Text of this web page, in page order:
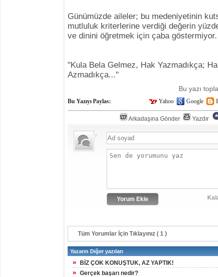
Günümüzde aileler; bu medeniyetinin
mutluluk kriterlerine verdiği değerin
ve dinini öğretmek için çaba göstermiyor.
"Kula Bela Gelmez, Hak Yazmadıkça;
Azmadıkça..."
Bu yazı
Bu Yazıyı Paylas: Yahoo Google
Arkadaşına Gönder Yazdır
Tüm Yorumlar İçin Tıklayınız ( 1 )
Yazarın Diğer yazıları
» BİZ ÇOK KONUŞTUK, AZ YAPTIK!
» Gerçek başarı nedir?